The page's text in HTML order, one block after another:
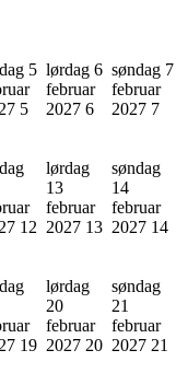
5
5
lørdag 6
februar
2027 6
søndag 7
februar
2027 7
12
lørdag
13
februar
2027 13
søndag
14
februar
2027 14
19
lørdag
20
februar
2027 20
søndag
21
februar
2027 21